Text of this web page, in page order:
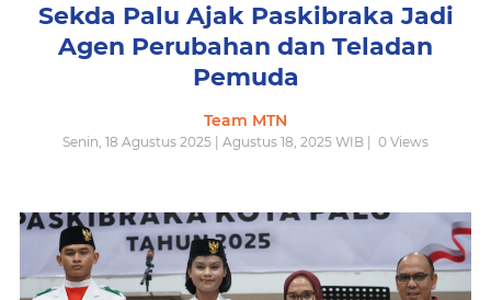
Sekda Palu Ajak Paskibraka Jadi
Agen Perubahan dan Teladan
Pemuda
Team MTN
Senin, 18 Agustus 2025 | Agustus 18, 2025 WIB | 0 Views